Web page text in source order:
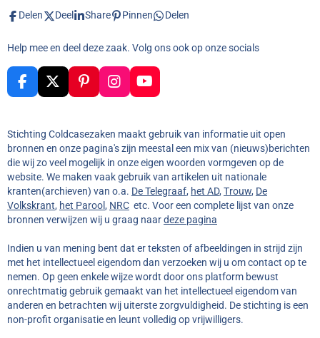
Delen Deel Share Pinnen Delen
Help mee en deel deze zaak. Volg ons ook op onze socials
F
a
e
b
o
o
k
X
P
i
e
r
e
s
t
I
n
a
g
r
a
m
Y
o
T
u
b
e
Stichting Coldcasezaken maakt gebruik van informatie uit open
bronnen en onze pagina's zijn meestal een mix van (nieuws)berichten
die wij zo veel mogelijk in onze eigen woorden vormgeven op de
website. We maken vaak gebruik van artikelen uit nationale
kranten(archieven) van o.a. De Telegraaf, het AD, Trouw, De
Volkskrant, het Parool, NRC etc. Voor een complete lijst van onze
bronnen verwijzen wij u graag naardeze pagina
Indien u van mening bent dat er teksten of afbeeldingen in strijd zijn
met het intellectueel eigendom dan verzoeken wij u om contact op te
nemen. Op geen enkele wijze wordt door ons platform bewust
onrechtmatig gebruik gemaakt van het intellectueel eigendom van
anderen en betrachten wij uiterste zorgvuldigheid. De stichting is een
non-profit organisatie en leunt volledig op vrijwilligers.